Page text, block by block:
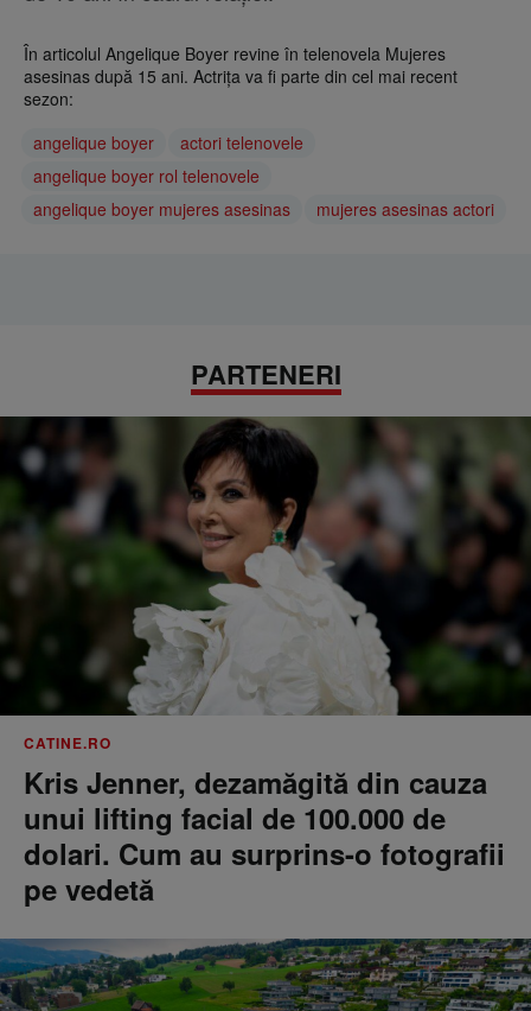
În articolul Angelique Boyer revine în telenovela Mujeres
asesinas după 15 ani. Actrița va fi parte din cel mai recent
sezon:
angelique boyer
actori telenovele
angelique boyer rol telenovele
angelique boyer mujeres asesinas
mujeres asesinas actori
PARTENERI
CATINE.RO
Kris Jenner, dezamăgită din cauza
unui lifting facial de 100.000 de
dolari. Cum au surprins-o fotografii
pe vedetă